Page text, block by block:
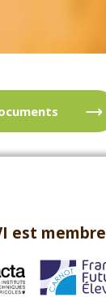
est membre